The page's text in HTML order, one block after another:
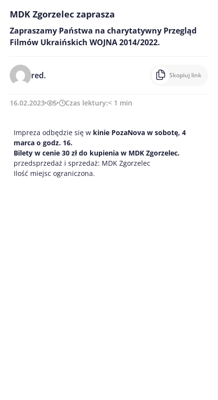
MDK Zgorzelec zaprasza
Zapraszamy Państwa na charytatywny Przegląd
Filmów Ukraińskich WOJNA 2014/2022.
red. Skopiuj link
16.02.2023 5 Czas lektury:< 1 min
Impreza odbędzie się w kinie PozaNova w sobotę, 4
marca o godz. 16.
Bilety w cenie 30 zł do kupienia w MDK Zgorzelec.
przedsprzedaż i sprzedaż: MDK Zgorzelec
Ilość miejsc ograniczona.